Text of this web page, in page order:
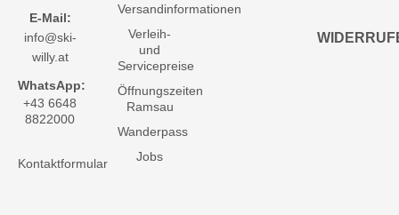
E-Mail:
info@ski-
willy.at
WhatsApp:
+43 6648
8822000
Kontaktformular
Versandinformationen
Verleih-
und
Servicepreise
Öffnungszeiten
Ramsau
Wanderpass
Jobs